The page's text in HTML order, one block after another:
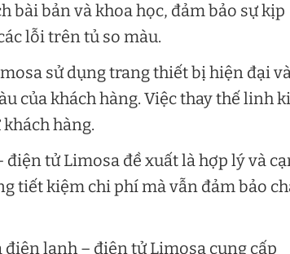
bài bản và khoa học, đảm bảo sự kịp
lỗi trên tủ so màu.
sử dụng trang thiết bị hiện đại
của khách hàng. Việc thay thế linh
hàng.
tử Limosa đề xuất là hợp lý và
tiết kiệm chi phí mà vẫn đảm bảo
điện lạnh – điện tử Limosa cung cấp